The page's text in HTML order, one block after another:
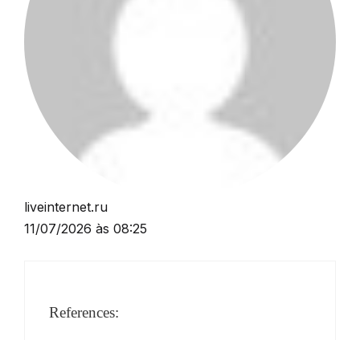
liveinternet.ru
11/07/2026 às 08:25
References: